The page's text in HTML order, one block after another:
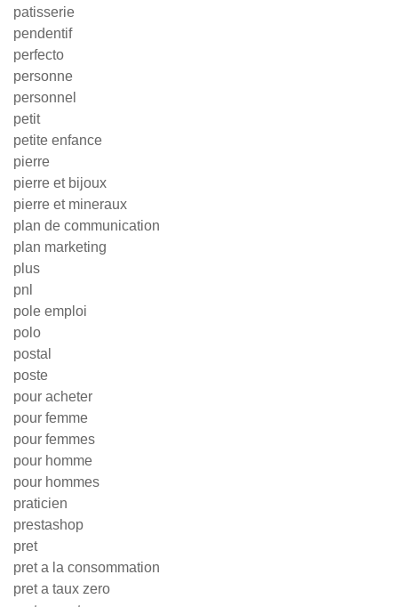
patisserie
pendentif
perfecto
personne
personnel
petit
petite enfance
pierre
pierre et bijoux
pierre et mineraux
plan de communication
plan marketing
plus
pnl
pole emploi
polo
postal
poste
pour acheter
pour femme
pour femmes
pour homme
pour hommes
praticien
prestashop
pret
pret a la consommation
pret a taux zero